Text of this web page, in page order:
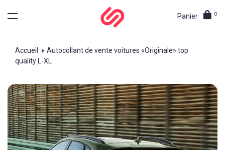
Panier 0
Accueil
Autocollant de vente voitures «Originale» top
quality L-XL